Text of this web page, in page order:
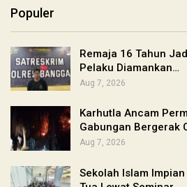
Populer
Remaja 16 Tahun
Pelaku Diamankan…
Aug 7, 2026
Karhutla Ancam
Gabungan Bergerak
Aug 7, 2026
Sekolah Islam